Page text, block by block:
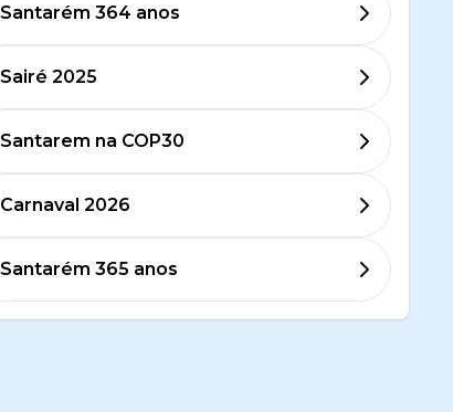
Santarém 364 anos
Sairé 2025
Santarem na COP30
Carnaval 2026
Santarém 365 anos